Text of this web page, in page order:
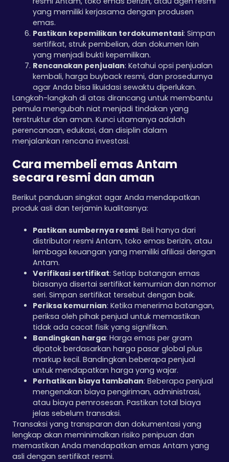
yang memiliki kerjasama dengan produsen
emas.
Pastikan kepemilikan terdokumentasi: Simpan
sertifikat, struk pembelian, dan dokumen lain
yang menjadi bukti kepemilikan.
Rencanakan penjualan: Ketahui opsi penjualan
kembali, harga buyback resmi, dan prosedurnya
agar Anda bisa likuidasi sewaktu diperlukan.
Langkah-langkah di atas dirancang untuk membantu
pemula mengubah niat menjadi tindakan yang
terstruktur dan aman. Kunci utamanya adalah
perencanaan, edukasi, dan disiplin dalam
menjalankan rencana investasi.
Cara membeli emas Antam
secara resmi dan aman
Berikut panduan singkat agar Anda mendapatkan
produk asli dan terjamin kualitasnya:
Pastikan sumbernya resmi: Beli hanya dari
distributor resmi Antam, toko emas berizin, atau
lembaga keuangan yang memiliki afiliasi dengan
Antam.
Verifikasi sertifikat: Setiap batangan emas
biasanya disertai sertifikat kemurnian dan nomor
seri. Simpan sertifikat tersebut dengan baik.
Periksa kemurnian: Ketika menerima batangan,
periksa oleh pihak penjual untuk memastikan
tidak ada cacat fisik yang signifikan.
Bandingkan harga: Harga emas per gram
dipatok berdasarkan harga pasar global plus
markup kecil. Bandingkan beberapa penjual
untuk mendapatkan harga yang wajar.
Perhatikan biaya tambahan: Beberapa penjual
mengenakan biaya pengiriman, administrasi,
atau biaya pemrosesan. Pastikan total biaya
jelas sebelum transaksi.
Transaksi yang transparan dan dokumentasi yang
lengkap akan meminimalkan risiko penipuan dan
memastikan Anda mendapatkan emas Antam yang
asli dengan sertifikat resmi.